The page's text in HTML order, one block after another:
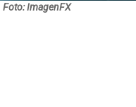
Foto: ImagenFX